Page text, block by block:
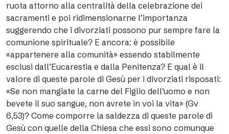
ruota attorno alla centralità della celebrazione dei
sacramenti e poi ridimensionarne l’importanza
suggerendo che i divorziati possono pur sempre fare la
comunione spirituale? E ancora: è possibile
«appartenere alla comunità» essendo stabilmente
esclusi dall’Eucarestia e dalla Penitenza? E qual è il
valore di queste parole di Gesù per i divorziati risposati:
«Se non mangiate la carne del Figlio dell’uomo e non
bevete il suo sangue, non avrete in voi la vita» (Gv
6,53)? Come comporre la saldezza di queste parole di
Gesù con quelle della Chiesa che essi sono comunque